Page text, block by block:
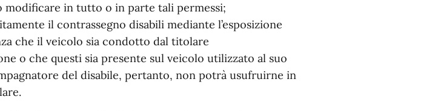
in tutto o in parte tali permessi;
il contrassegno disabili mediante l’esposizione
che il veicolo sia condotto dal titolare
o che questi sia presente sul veicolo utilizzato al suo
del disabile, pertanto, non potrà usufruirne in